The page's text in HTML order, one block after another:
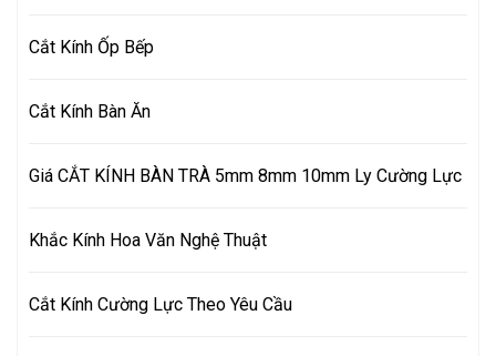
Cắt Kính Ốp Bếp
Cắt Kính Bàn Ăn
Giá CẮT KÍNH BÀN TRÀ 5mm 8mm 10mm Ly Cường Lực
Khắc Kính Hoa Văn Nghệ Thuật
Cắt Kính Cường Lực Theo Yêu Cầu